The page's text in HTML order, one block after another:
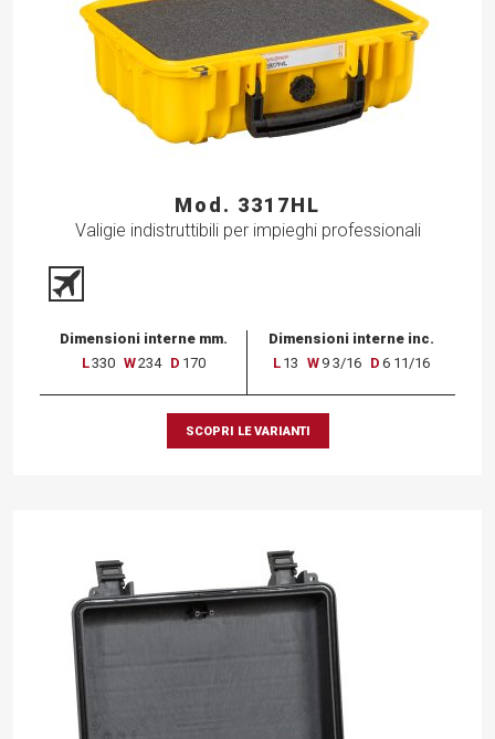
Mod. 3317HL
Valigie indistruttibili per impieghi professionali
Dimensioni interne mm.
L330 W234 D 170
Dimensioni interne inc.
L 13 W 9 3/16 D 6 11/16
SCOPRI LE VARIANTI